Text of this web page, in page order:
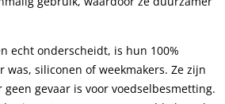
echt onderscheidt, is hun 100%
siliconen of weekmakers. Ze zijn
gevaar is voor voedselbesmetting.